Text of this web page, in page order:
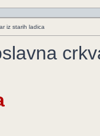
iz starih ladica